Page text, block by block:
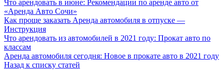
Что арендовать в июне: Рекомендации по аренде авто от
«Аренда Авто Сочи»
Как проще заказать Аренда автомобиля в отпуске —
Инструкция
Что арендовать из автомобилей в 2021 году: Прокат авто по
классам
Аренда автомобиля сегодня: Новое в прокате авто в 2021 году
Назад к списку статей